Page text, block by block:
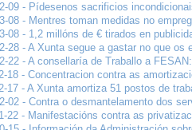
09 - Pídesenos sacrificios
08 - Mentres toman medidas no
08 - 1,2 millóns de € tirados en
28 - A Xunta segue a gastar no que
22 - A consellaría de Traballo a
18 - Concentracion contra as
17 - A Xunta amortiza 51 postos de
02 - Contra o desmantelamento dos
22 - Manifestacións contra as